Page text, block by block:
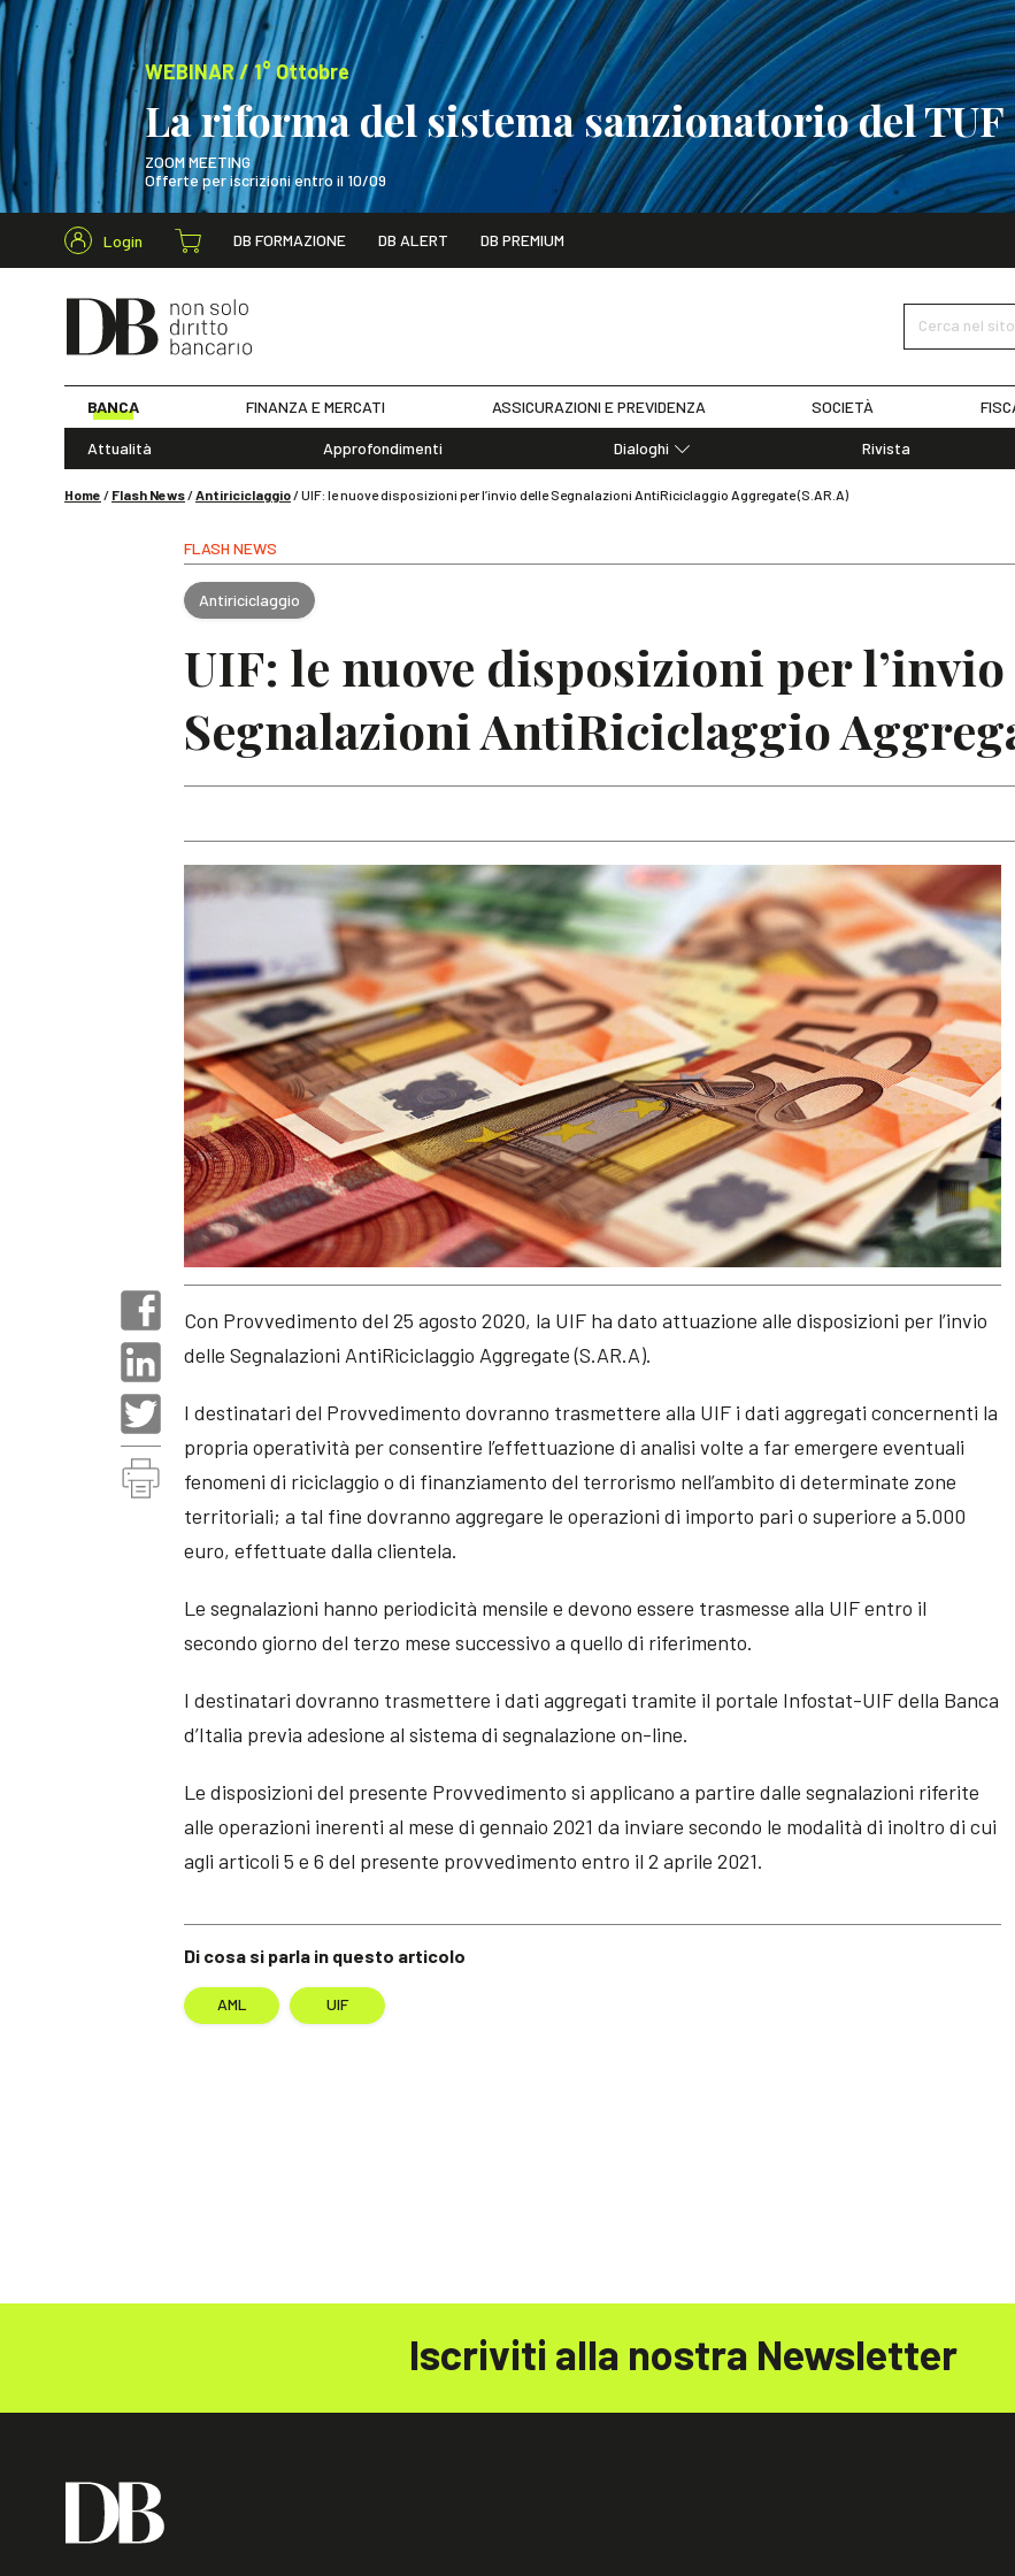
WEBINAR / 1° Ottobre
La riforma del sistema sanzionatorio del TUF
ZOOM MEETING
Offerte per iscrizioni entro il 10/09
WEBINAR / 1° Ottobre
Login DB FORMAZIONE DB ALERT DB PREMIUM
Cerca nel sito
BANCA FINANZA E MERCATI ASSICURAZIONI E PREVIDENZA SOCIETÀ
Attualità Approfondimenti
Dialoghi
Rivista
Home / Flash News/Antiriciclaggio/UIF: le nuove disposizioni per l’invio delle Segnalazioni AntiRiciclaggio Aggregate (S.AR.A)
FLASH NEWS
Antiriciclaggio
UIF: le nuove disposizioni per
Segnalazioni AntiRiciclaggio
Di cosa si parla in questo articolo
AML UIF
Con Provvedimento del 25 agosto 2020, la UIF ha dato attuazione alle disposizioni per l’invio
delle Segnalazioni AntiRiciclaggio Aggregate (S.AR.A).
I destinatari del Provvedimento dovranno trasmettere alla UIF i dati aggregati concernenti la
propria operatività per consentire l’effettuazione di analisi volte a far emergere eventuali
fenomeni di riciclaggio o di finanziamento del terrorismo nell’ambito di determinate zone
territoriali; a tal fine dovranno aggregare le operazioni di importo pari o superiore a 5.000
euro, effettuate dalla clientela.
Le segnalazioni hanno periodicità mensile e devono essere trasmesse alla UIF entro il
secondo giorno del terzo mese successivo a quello di riferimento.
I destinatari dovranno trasmettere i dati aggregati tramite il portale Infostat-UIF della Banca
d’Italia previa adesione al sistema di segnalazione on-line.
Le disposizioni del presente Provvedimento si applicano a partire dalle segnalazioni riferite
alle operazioni inerenti al mese di gennaio 2021 da inviare secondo le modalità di inoltro di cui
agli articoli 5 e 6 del presente provvedimento entro il 2 aprile 2021.
Iscriviti alla nostra Newsletter